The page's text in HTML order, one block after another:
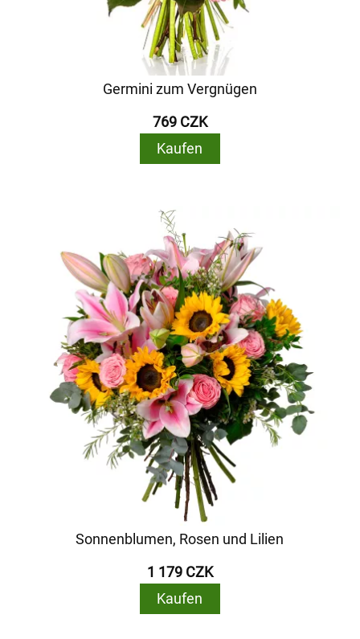
Germini zum Vergnügen
769 CZK
Kaufen
Sonnenblumen, Rosen und Lilien
1 179 CZK
Kaufen